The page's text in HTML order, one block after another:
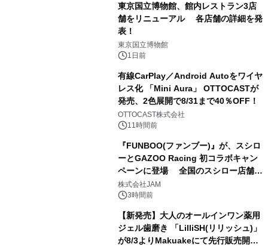
東京国立博物館、館内レストラン3店
舗をリニューアル 各店舗の詳細を発
表！
東京国立博物館
1日前
有線CarPlay／Android Autoをワイヤ
レス化 「Mini Aura」 OTTOCASTが
発売、2色展開で8/31まで40％OFF！
OTTOCAST株式会社
11時間前
『FUNBOO(ファンブー)』が、スシロ
ーとGAZOO Racing 初コラボキャン
ペーンに登場 全国のスシロー店舗で
GR 4車種の FUNBOO(ミニカー)付き
メニューが展開されます
株式会社JAM
3時間前
【新発売】大人のオールインワン薬用
ジェル歯磨き 「LilliSH(リリッシュ)」
が8/3よりMakuakeにて先行販売開